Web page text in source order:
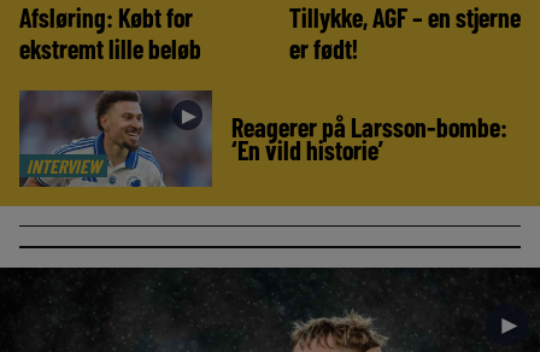
Afsløring: Købt for
ekstremt lille beløb
Tillykke, AGF – en stjerne
er født!
INTERVIEW
► Reagerer på Larsson-bombe:
‘En vild historie’
►